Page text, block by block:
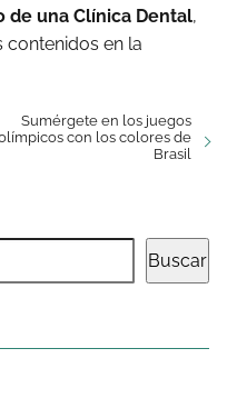
de una Clínica Dental,
en la
Sumérgete en los juegos
con los colores de
Brasil
Buscar